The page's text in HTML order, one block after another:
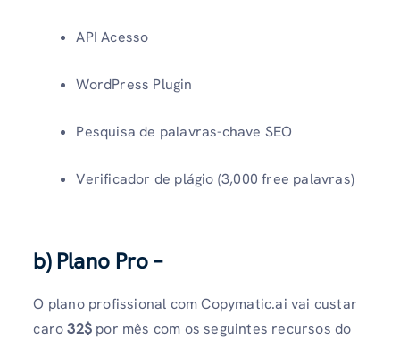
API Acesso
WordPress Plugin
Pesquisa de palavras-chave SEO
Verificador de plágio (3,000 free palavras)
b) Plano Pro –
O plano profissional com Copymatic.ai vai custar
caro32$ por mês com os seguintes recursos do